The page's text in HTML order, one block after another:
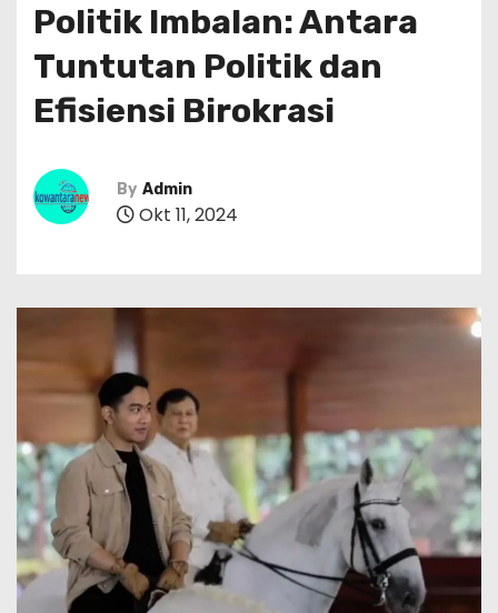
Politik Imbalan: Antara
Tuntutan Politik dan
Efisiensi Birokrasi
By Admin
Okt 11, 2024